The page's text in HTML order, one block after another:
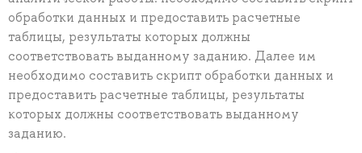
обработки данных и предоставить расчетные
таблицы, результаты которых должны
соответствовать выданному заданию. Далее им
необходимо составить скрипт обработки данных и
предоставить расчетные таблицы, результаты
которых должны соответствовать выданному
заданию.